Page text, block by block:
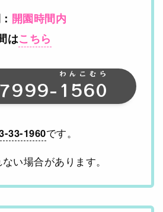
開園時間内
はこちら
1560
わんこむら
33-1960です。
い場合があります。